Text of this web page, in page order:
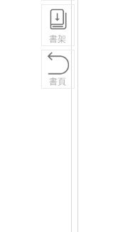
書架
書頁